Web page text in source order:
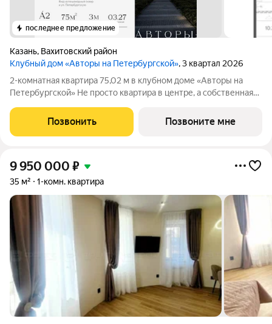
последнее предложение
Казань, Вахитовский район
Клубный дом «Авторы на Петербургской», 3 квартал 2026
2-комнатная квартира 75,02 м в клубном доме «Авторы на
Петербургской» Не просто квартира в центре, а собственная
премиум-доме, где архитектура, искусство и сервис
становятся частью
Позвонить Позвоните мне
9 950 000 ₽
35 м² 1-комн. квартира